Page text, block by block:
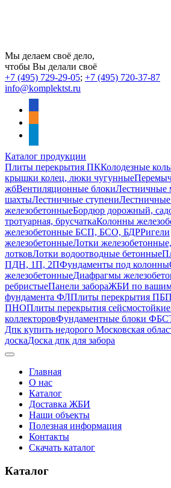
Мы делаем своё дело,
чтобы Вы делали своё
+7 (495) 729-29-05; +7 (495) 720-37-87
info@komplektst.ru
Каталог продукции
Плиты перекрытия ПККолодезные
крышки колец, люки чугунные
жбВентиляционные блокиЛестничные
шахтыЛестничные ступени
железобетонныеБордюр дорожный,
тротуарная, брусчаткаКолонны
железобетонные БСП, БСО, БДРРигели
железобетонныеЛотки
лотковЛотки водоотводные бетонные
ПДН, 1П, 2ПФундаменты под колонны
железобетонныеДиафрагмы
ребристыеПанели забораЖБИ по вашим
фундамента ФЛПлиты перекрытия ПБ
ПНОПлиты перекрытия сейсмостойкие
коллекторовФундаментные блоки ФБС
Дпк купить недорого Московская
доскаДоска дпк для забора
Главная
О нас
Каталог
Доставка ЖБИ
Наши объекты
Полезная информация
Контакты
Скачать каталог
Каталог